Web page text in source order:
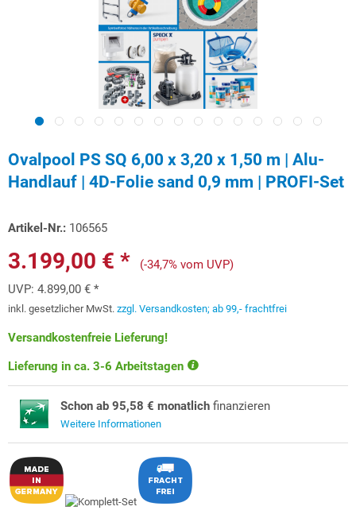
Ovalpool PS SQ 6,00 x 3,20 x 1,50 m | Alu-
Handlauf | 4D-Folie sand 0,9 mm | PROFI-Set
Artikel-Nr.: 106565
3.199,00 € *
(-34,7% vom UVP)
UVP: 4.899,00 € *
inkl. gesetzlicher MwSt. zzgl. Versandkosten; ab 99,- frachtfrei
Versandkostenfreie Lieferung!
Lieferung in ca. 3-6 Arbeitstagen
Schon ab 95,58 € monatlich finanzieren
Weitere Informationen